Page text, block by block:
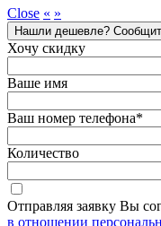
Close « »
Нашли дешевле?
Хочу скидку
Ваше имя
Ваш номер телефона*
Количество
Отправляя заявку Вы
в отношении